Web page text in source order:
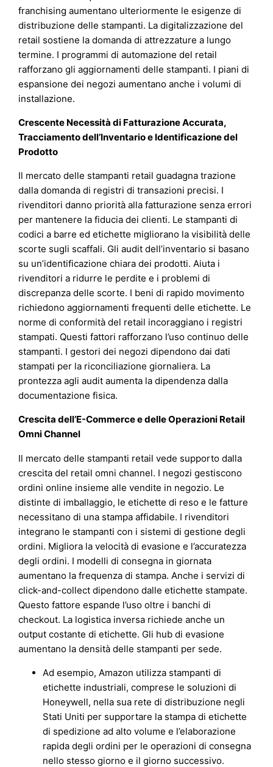
franchising aumentano ulteriormente le esigenze di
distribuzione delle stampanti. La digitalizzazione del
retail sostiene la domanda di attrezzature a lungo
termine. I programmi di automazione del retail
rafforzano gli aggiornamenti delle stampanti. I piani di
espansione dei negozi aumentano anche i volumi di
installazione.
Crescente Necessità di Fatturazione Accurata,
Tracciamento dell’Inventario e Identificazione del
Prodotto
Il mercato delle stampanti retail guadagna trazione
dalla domanda di registri di transazioni precisi. I
rivenditori danno priorità alla fatturazione senza errori
per mantenere la fiducia dei clienti. Le stampanti di
codici a barre ed etichette migliorano la visibilità delle
scorte sugli scaffali. Gli audit dell’inventario si basano
su un’identificazione chiara dei prodotti. Aiuta i
rivenditori a ridurre le perdite e i problemi di
discrepanza delle scorte. I beni di rapido movimento
richiedono aggiornamenti frequenti delle etichette. Le
norme di conformità del retail incoraggiano i registri
stampati. Questi fattori rafforzano l’uso continuo delle
stampanti. I gestori dei negozi dipendono dai dati
stampati per la riconciliazione giornaliera. La
prontezza agli audit aumenta la dipendenza dalla
documentazione fisica.
Crescita dell’E-Commerce e delle Operazioni Retail
Omni Channel
Il mercato delle stampanti retail vede supporto dalla
crescita del retail omni channel. I negozi gestiscono
ordini online insieme alle vendite in negozio. Le
distinte di imballaggio, le etichette di reso e le fatture
necessitano di una stampa affidabile. I rivenditori
integrano le stampanti con i sistemi di gestione degli
ordini. Migliora la velocità di evasione e l’accuratezza
degli ordini. I modelli di consegna in giornata
aumentano la frequenza di stampa. Anche i servizi di
click-and-collect dipendono dalle etichette stampate.
Questo fattore espande l’uso oltre i banchi di
checkout. La logistica inversa richiede anche un
output costante di etichette. Gli hub di evasione
aumentano la densità delle stampanti per sede.
Ad esempio, Amazon utilizza stampanti di
etichette industriali, comprese le soluzioni di
Honeywell, nella sua rete di distribuzione negli
Stati Uniti per supportare la stampa di etichette
di spedizione ad alto volume e l’elaborazione
rapida degli ordini per le operazioni di consegna
nello stesso giorno e il giorno successivo.